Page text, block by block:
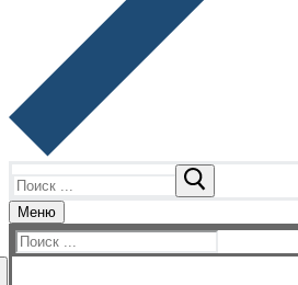
Меню
Найти: